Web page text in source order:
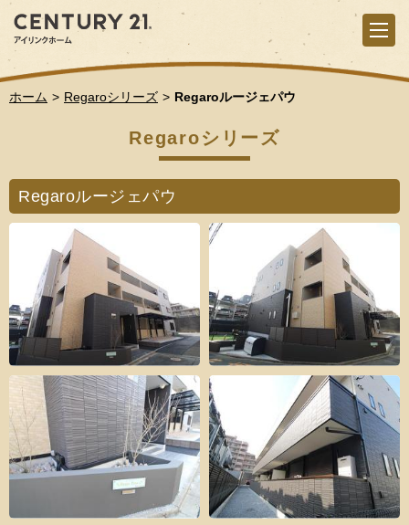
ホーム Regaroシリーズ Regaroルージェパウ
Regaroシリーズ
Regaroルージェパウ